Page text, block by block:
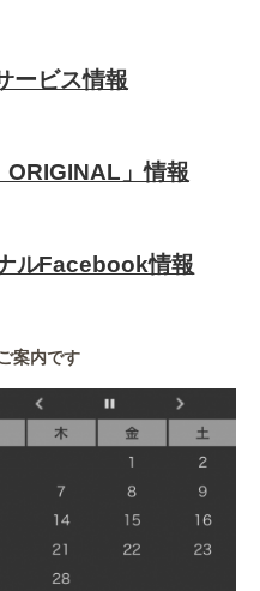
ービス情報
」情報
ルFacebook情報
案内です